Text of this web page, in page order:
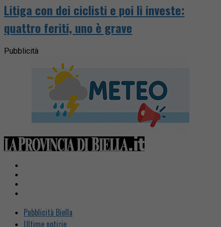
Litiga con dei ciclisti e poi li investe:
quattro feriti, uno è grave
Pubblicità
Pubblicità Biella
Ultime notizie